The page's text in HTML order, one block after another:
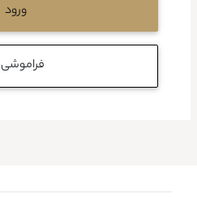
ورود
فراموشی